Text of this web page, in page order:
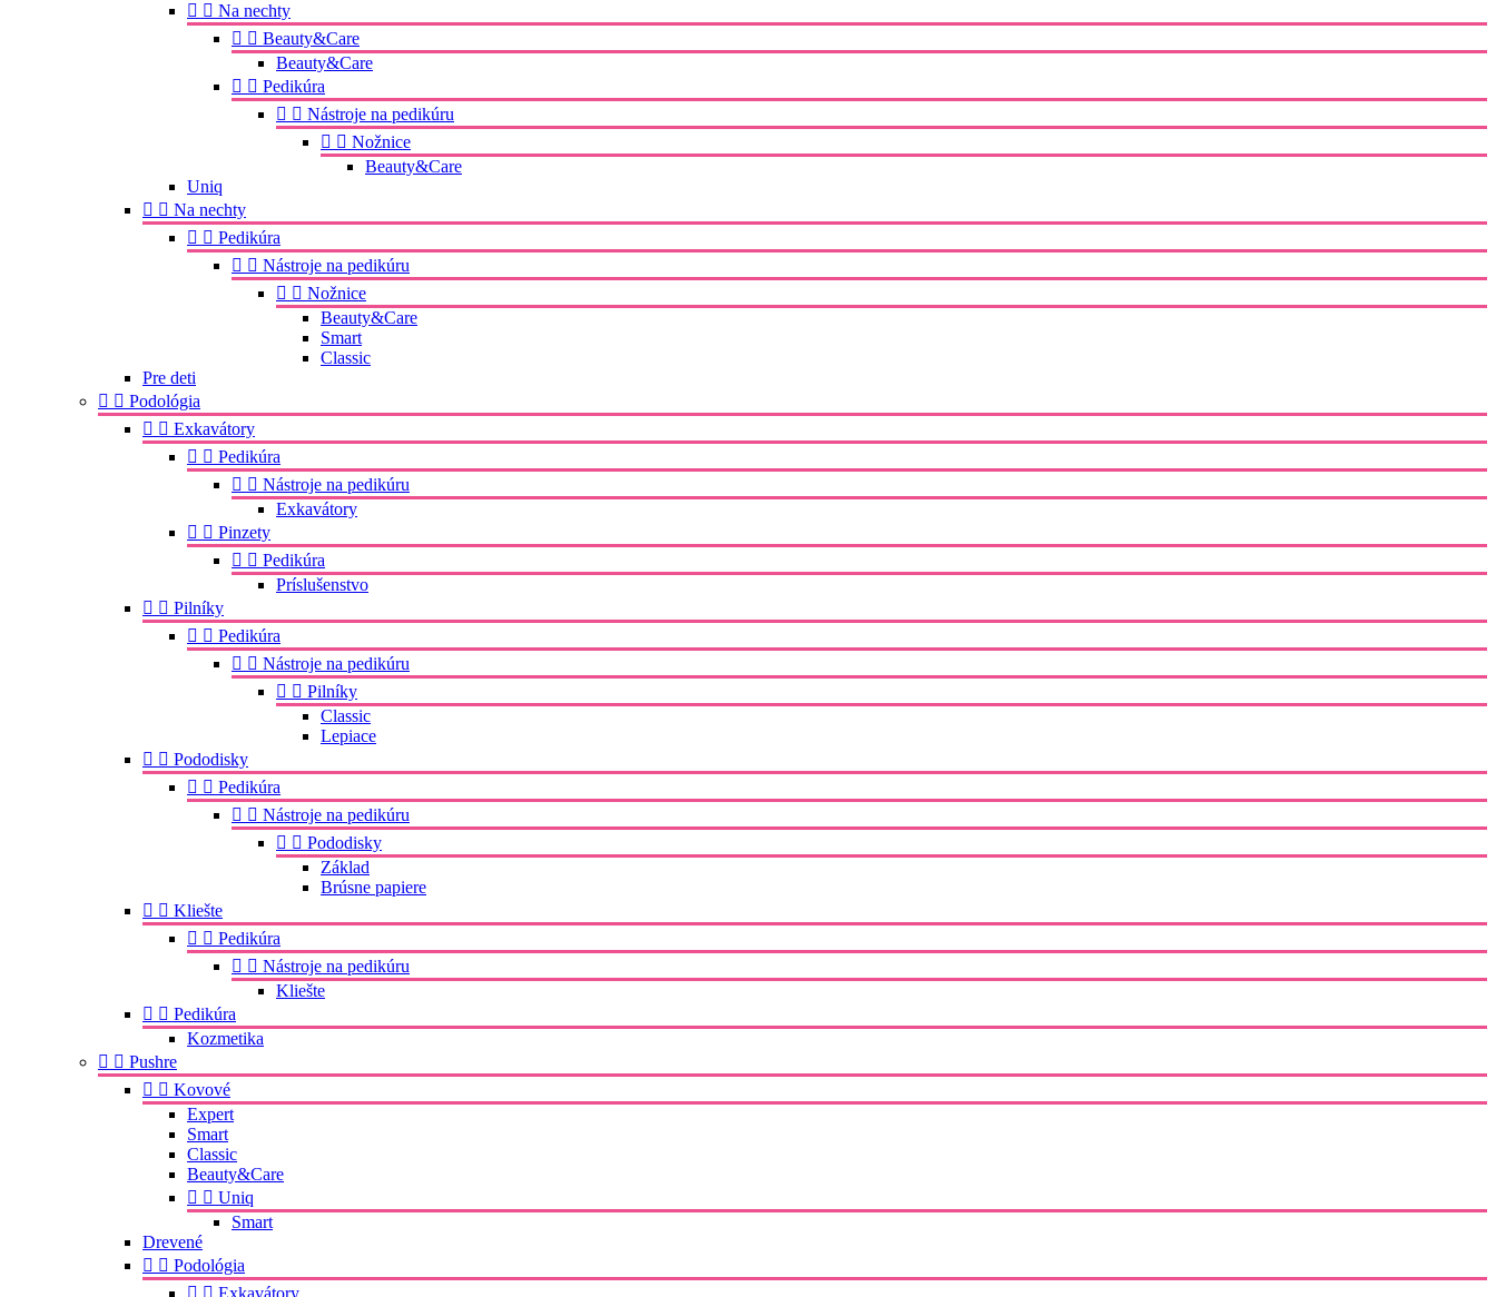
  Na nechty
  Beauty&Care
Beauty&Care
  Pedikúra
  Nástroje na pedikúru
  Nožnice
Beauty&Care
Uniq
  Na nechty
  Pedikúra
  Nástroje na pedikúru
  Nožnice
Beauty&Care
Smart
Classic
Pre deti
  Podológia
  Exkavátory
  Pedikúra
  Nástroje na pedikúru
Exkavátory
  Pinzety
  Pedikúra
Príslušenstvo
  Pilníky
  Pedikúra
  Nástroje na pedikúru
  Pilníky
Classic
Lepiace
  Pododisky
  Pedikúra
  Nástroje na pedikúru
  Pododisky
Základ
Brúsne papiere
  Kliešte
  Pedikúra
  Nástroje na pedikúru
Kliešte
  Pedikúra
Kozmetika
  Pushre
  Kovové
Expert
Smart
Classic
Beauty&Care
  Uniq
Smart
Drevené
  Podológia
  Exkavátory